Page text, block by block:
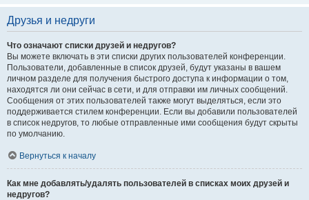
Друзья и недруги
Что означают списки друзей и недругов?
Вы можете включать в эти списки других пользователей конференции.
Пользователи, добавленные в список друзей, будут указаны в вашем
личном разделе для получения быстрого доступа к информации о том,
находятся ли они сейчас в сети, и для отправки им личных сообщений.
Сообщения от этих пользователей также могут выделяться, если это
поддерживается стилем конференции. Если вы добавили пользователей
в список недругов, то любые отправленные ими сообщения будут скрыты
по умолчанию.
Вернуться к началу
Как мне добавлять/удалять пользователей в списках моих друзей и
недругов?